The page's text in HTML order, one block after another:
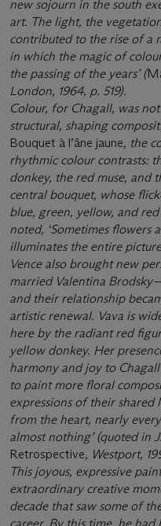
new sojourn in the south
art. The light, the
contributed to the rise of a
in which the magic of
the passing of the years’ (
London, 1964, p. 519).
Colour, for Chagall, was
structural, shaping
Bouquet à l’âne jaune, the
rhythmic colour contrasts:
donkey, the red muse, and
central bouquet, whose
blue, green, yellow, and
noted, ‘Sometimes flowers
illuminates the entire
Vence also brought new
married Valentina
and their relationship
artistic renewal. Vava is
here by the radiant red
yellow donkey. Her
harmony and joy to
to paint more floral
expressions of their shared
from the heart, nearly
almost nothing’ (quoted in
Retrospective, Westport,
This joyous, expressive
extraordinary creative
decade that saw some of